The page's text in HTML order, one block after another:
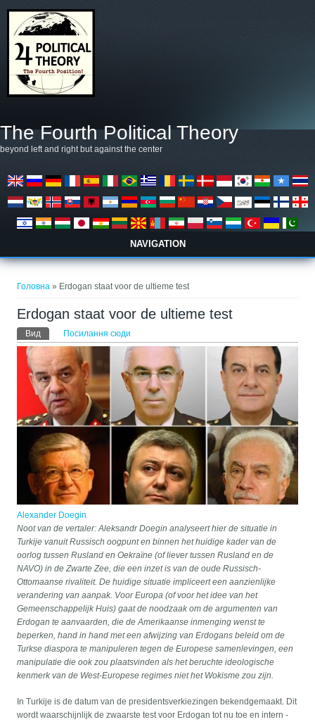
The Fourth Political Theory
beyond left and right but against the center
NAVIGATION
Головна » Erdogan staat voor de ultieme test
Erdogan staat voor de ultieme test
Первинні вкладки
Вид (активна вкладка)
Посилання сюди
Alexander Doegin
Noot van de vertaler: Aleksandr Doegin analyseert hier de situatie in
Turkije vanuit Russisch oogpunt en binnen het huidige kader van de
oorlog tussen Rusland en Oekraïne (of liever tussen Rusland en de
NAVO) in de Zwarte Zee, die een inzet is van de oude Russisch-
Ottomaanse rivaliteit. De huidige situatie impliceert een aanzienlijke
verandering van aanpak. Voor Europa (of voor het idee van het
Gemeenschappelijk Huis) gaat de noodzaak om de argumenten van
Erdogan te aanvaarden, die de Amerikaanse inmenging wenst te
beperken, hand in hand met een afwijzing van Erdogans beleid om de
Turkse diaspora te manipuleren tegen de Europese samenlevingen, een
manipulatie die ook zou plaatsvinden als het beruchte ideologische
kenmerk van de West-Europese regimes niet het Wokisme zou zijn.
In Turkije is de datum van de presidentsverkiezingen bekendgemaakt. Dit
wordt waarschijnlijk de zwaarste test voor Erdogan tot nu toe en intern -